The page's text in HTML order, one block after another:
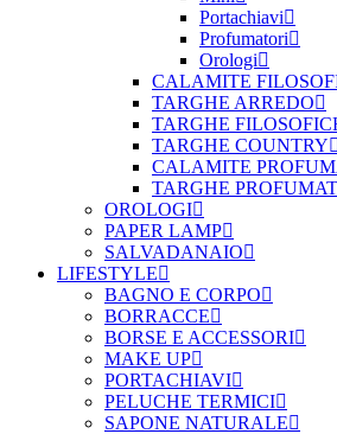
Portachiavi
Profumatori
Orologi
CALAMITE
TARGHE ARREDO
TARGHE
TARGHE COUNTRY
CALAMITE
TARGHE
OROLOGI
PAPER LAMP
SALVADANAIO
LIFESTYLE
BAGNO E CORPO
BORRACCE
BORSE E ACCESSORI
MAKE UP
PORTACHIAVI
PELUCHE TERMICI
SAPONE NATURALE